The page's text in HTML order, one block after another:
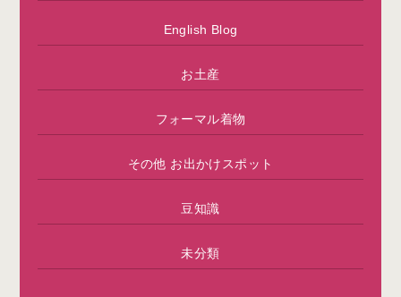
English Blog
お土産
フォーマル着物
その他 お出かけスポット
豆知識
未分類